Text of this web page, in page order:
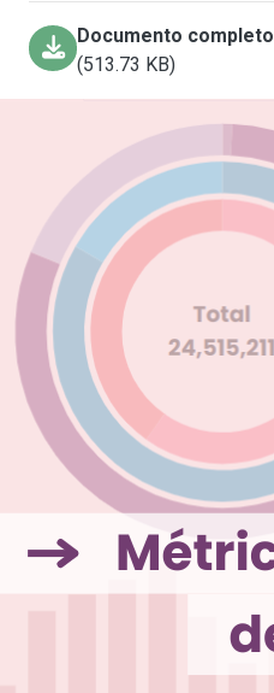
Documento completo
(513.73 KB)